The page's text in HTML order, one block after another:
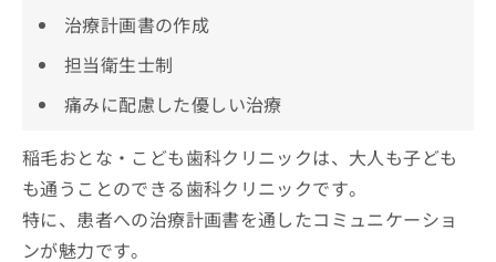
治療計画書の作成
担当衛生士制
痛みに配慮した優しい治療
稲毛おとな・こども歯科クリニックは、大人も子ども
も通うことのできる歯科クリニックです。
特に、患者への治療計画書を通したコミュニケーショ
ンが魅力です。